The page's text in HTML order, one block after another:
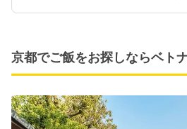
京都でご飯をお探しならベト